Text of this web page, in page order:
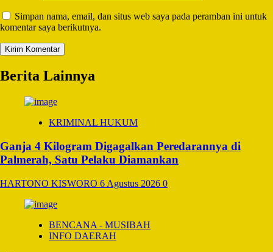
Simpan nama, email, dan situs web saya pada peramban ini untuk
komentar saya berikutnya.
Berita Lainnya
KRIMINAL HUKUM
Ganja 4 Kilogram Digagalkan Peredarannya di
Palmerah, Satu Pelaku Diamankan
HARTONO KISWORO 6 Agustus 2026 0
BENCANA - MUSIBAH
INFO DAERAH